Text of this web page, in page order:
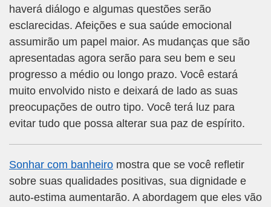
haverá diálogo e algumas questões serão
esclarecidas. Afeições e sua saúde emocional
assumirão um papel maior. As mudanças que são
apresentadas agora serão para seu bem e seu
progresso a médio ou longo prazo. Você estará
muito envolvido nisto e deixará de lado as suas
preocupações de outro tipo. Você terá luz para
evitar tudo que possa alterar sua paz de espírito.
Sonhar com banheiro mostra que se você refletir
sobre suas qualidades positivas, sua dignidade e
auto-estima aumentarão. A abordagem que eles vão